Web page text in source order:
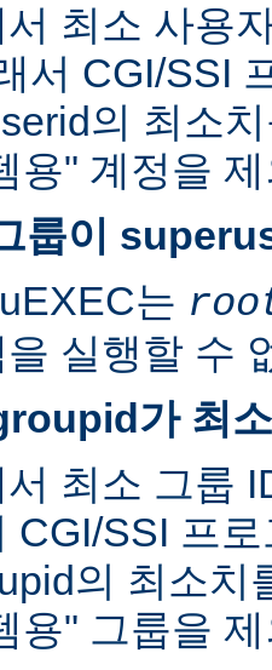
최소 사용
서 CGI/SSI
의 최소
용" 계정을
룹이
는
을 실행할 수
가 최
최소 그룹
CGI/SSI 프
의 최소치
용" 그룹을